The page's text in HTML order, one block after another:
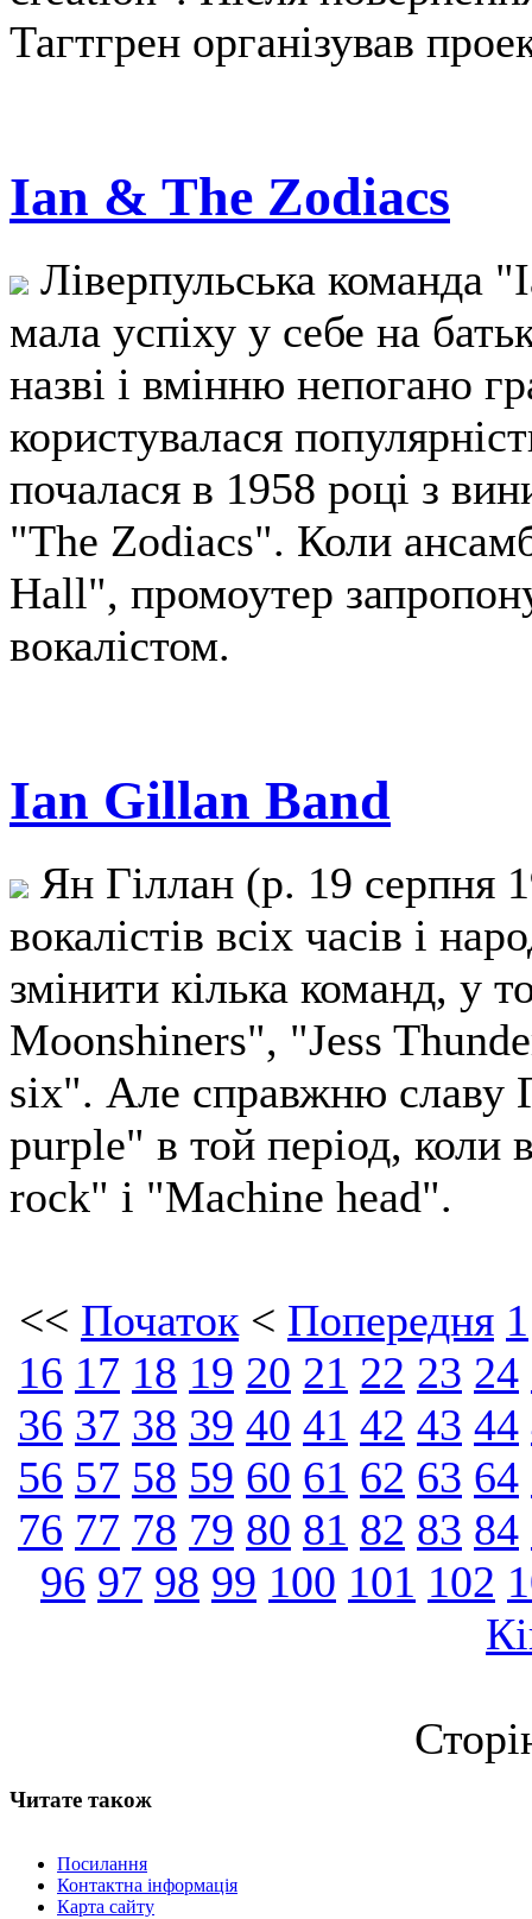
Тагтгрен організував
Ian & The Zodiacs
Ліверпульська команда
мала успіху у себе на
назві і вмінню непогано
користувалася
почалася в 1958 році з
"The Zodiacs". Коли
Hall", промоутер
вокалістом.
Ian Gillan Band
Ян Гіллан (р. 19 серпня
вокалістів всіх часів і
змінити кілька команд, у
Moonshiners", "Jess
six". Але справжню славу
purple" в той період,
rock" і "Machine head".
<< Початок < Попередня 1
16 17 18 19 20 21 22 23 24
36 37 38 39 40 41 42 43 44
56 57 58 59 60 61 62 63 64
76 77 78 79 80 81 82 83 84
96 97 98 99 100 101 102
Читате також
Посилання
Контактна інформація
Карта сайту